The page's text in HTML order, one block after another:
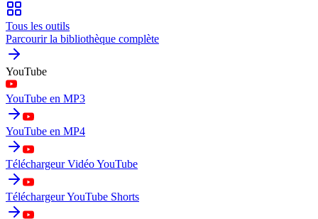
Tous les outils
Parcourir la bibliothèque complète
YouTube
YouTube en MP3
YouTube en MP4
Téléchargeur Vidéo YouTube
Téléchargeur YouTube Shorts